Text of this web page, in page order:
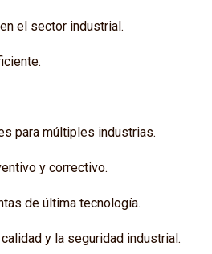
el sector industrial.
para múltiples industrias.
y correctivo.
de última tecnología.
y la seguridad industrial.